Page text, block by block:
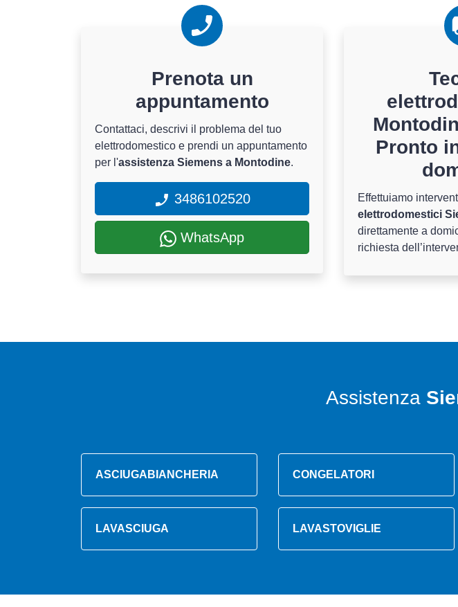
Prenota un
appuntamento
Contattaci, descrivi il problema del tuo
elettrodomestico e prendi un appuntamento
per l'assistenza Siemens a Montodine.
3486102520
WhatsApp
Pronto
Effettuiamo
elettrodomestici
direttamente a
richiesta
Assistenza
ASCIUGABIANCHERIA CONGELATORI
LAVASCIUGA LAVASTOVIGLIE